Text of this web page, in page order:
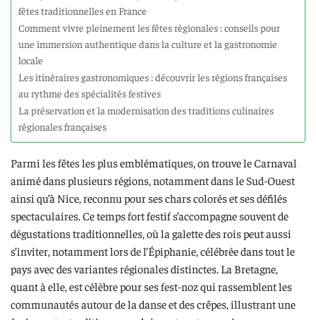
fêtes traditionnelles en France
Comment vivre pleinement les fêtes régionales : conseils pour
une immersion authentique dans la culture et la gastronomie
locale
Les itinéraires gastronomiques : découvrir les régions françaises
au rythme des spécialités festives
La préservation et la modernisation des traditions culinaires
régionales françaises
Parmi les fêtes les plus emblématiques, on trouve le Carnaval
animé dans plusieurs régions, notamment dans le Sud-Ouest
ainsi qu’à Nice, reconnu pour ses chars colorés et ses défilés
spectaculaires. Ce temps fort festif s’accompagne souvent de
dégustations traditionnelles, où la galette des rois peut aussi
s’inviter, notamment lors de l’Épiphanie, célébrée dans tout le
pays avec des variantes régionales distinctes. La Bretagne,
quant à elle, est célèbre pour ses fest-noz qui rassemblent les
communautés autour de la danse et des crêpes, illustrant une